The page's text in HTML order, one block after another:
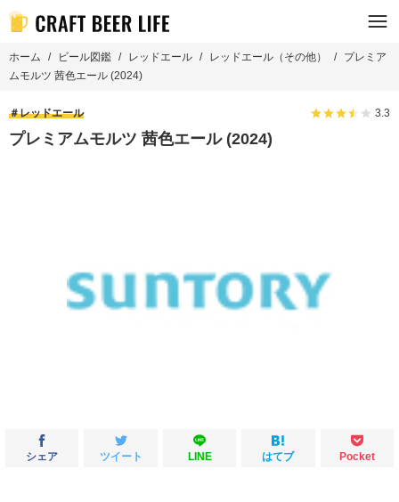
ホーム ビール図鑑 レッドエール レッドエール（その他）
プレミア
ムモルツ 茜色エール (2024)
レッドエール 3.3
プレミアムモルツ 茜色エール (2024)
シェア ツイート LINE はてブ Pocket